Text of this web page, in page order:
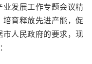
发展工作专题会议精
育释放先进产能，促
人民政府的要求，现